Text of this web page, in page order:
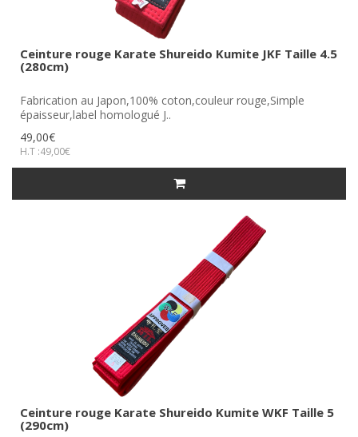
Ceinture rouge Karate Shureido Kumite JKF Taille 4.5
(280cm)
Fabrication au Japon,100% coton,couleur rouge,Simple
épaisseur,label homologué J..
49,00€
H.T :49,00€
Ceinture rouge Karate Shureido Kumite WKF Taille 5
(290cm)